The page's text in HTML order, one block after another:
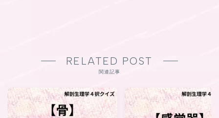
RELATED POST
関連記事